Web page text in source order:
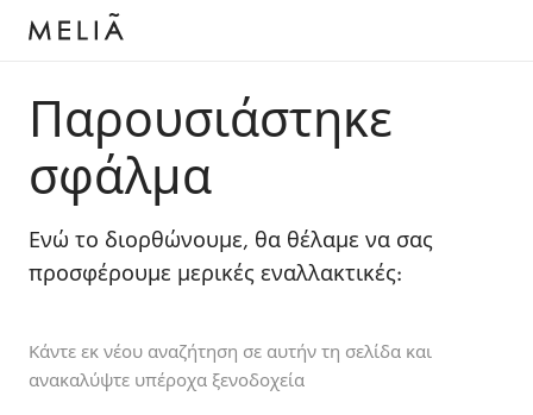
Παρουσιάστηκε
σφάλμα
Ενώ το διορθώνουμε, θα θέλαμε να σας
προσφέρουμε μερικές εναλλακτικές:
Κάντε εκ νέου αναζήτηση σε αυτήν τη σελίδα και
ανακαλύψτε υπέροχα ξενοδοχεία